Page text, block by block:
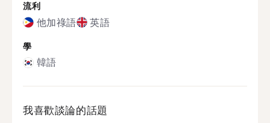
流利
他加祿語 英語
學
韓語
我喜歡談論的話題